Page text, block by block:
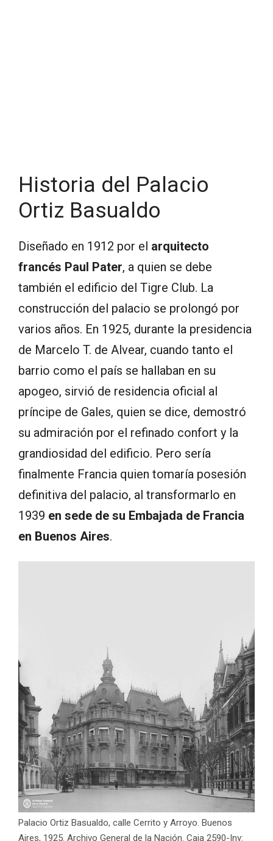
Historia del Palacio
Ortiz Basualdo
Diseñado en 1912 por el arquitecto
francés Paul Pater, a quien se debe
también el edificio del Tigre Club. La
construcción del palacio se prolongó por
varios años. En 1925, durante la presidencia
de Marcelo T. de Alvear, cuando tanto el
barrio como el país se hallaban en su
apogeo, sirvió de residencia oficial al
príncipe de Gales, quien se dice, demostró
su admiración por el refinado confort y la
grandiosidad del edificio. Pero sería
finalmente Francia quien tomaría posesión
definitiva del palacio, al transformarlo en
1939 en sede de su Embajada de Francia
en Buenos Aires.
Palacio Ortiz Basualdo, calle Cerrito y Arroyo. Buenos
Aires, 1925. Archivo General de la Nación. Caja 2590-Inv: